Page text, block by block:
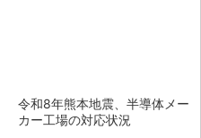
令和8年熊本地震、半導体メー
カー工場の対応状況